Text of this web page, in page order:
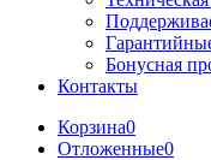
Бонусная
Контакты
Корзина0
Отложенные0